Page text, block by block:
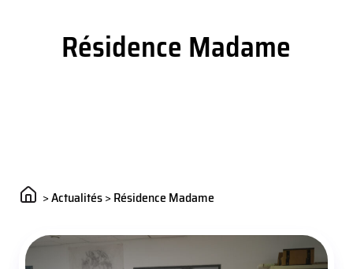
Résidence Madame
>Actualités>Résidence Madame